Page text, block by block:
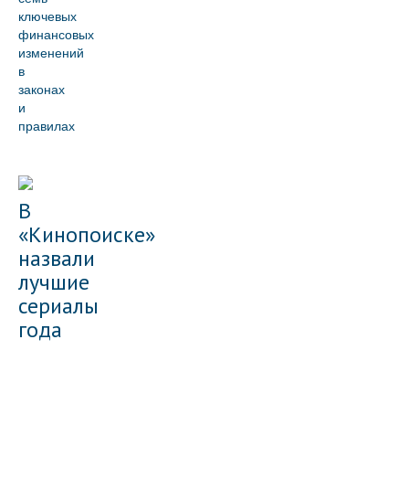
ключевых
финансовых
изменений
в
законах
и
правилах
В
«Кинопоиске»
назвали
лучшие
сериалы
года